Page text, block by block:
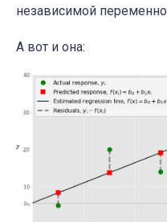
независимой
А вот и она: